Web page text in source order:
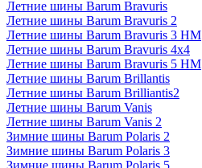
Летние шины Barum Bravuris
Летние шины Barum Bravuris 2
Летние шины Barum Bravuris 3 HM
Летние шины Barum Bravuris 4х4
Летние шины Barum Bravuris 5 HM
Летние шины Barum Brillantis
Летние шины Barum Brilliantis2
Летние шины Barum Vanis
Летние шины Barum Vanis 2
Зимние шины Barum Polaris 2
Зимние шины Barum Polaris 3
Зимние шины Barum Polaris 5